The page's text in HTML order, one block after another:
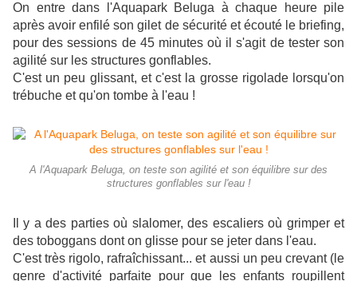
On entre dans l'Aquapark Beluga à chaque heure pile
après avoir enfilé son gilet de sécurité et écouté le briefing,
pour des sessions de 45 minutes où il s'agit de tester son
agilité sur les structures gonflables.
C'est un peu glissant, et c'est la grosse rigolade lorsqu'on
trébuche et qu'on tombe à l'eau !
A l'Aquapark Beluga, on teste son agilité et son équilibre sur des
structures gonflables sur l'eau !
Il y a des parties où slalomer, des escaliers où grimper et
des toboggans dont on glisse pour se jeter dans l'eau.
C'est très rigolo, rafraîchissant... et aussi un peu crevant (le
genre d'activité parfaite pour que les enfants roupillent